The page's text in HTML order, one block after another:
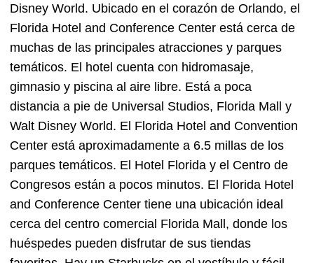
Disney World. Ubicado en el corazón de Orlando, el
Florida Hotel and Conference Center está cerca de
muchas de las principales atracciones y parques
temáticos. El hotel cuenta con hidromasaje,
gimnasio y piscina al aire libre. Está a poca
distancia a pie de Universal Studios, Florida Mall y
Walt Disney World. El Florida Hotel and Convention
Center está aproximadamente a 6.5 millas de los
parques temáticos. El Hotel Florida y el Centro de
Congresos están a pocos minutos. El Florida Hotel
and Conference Center tiene una ubicación ideal
cerca del centro comercial Florida Mall, donde los
huéspedes pueden disfrutar de sus tiendas